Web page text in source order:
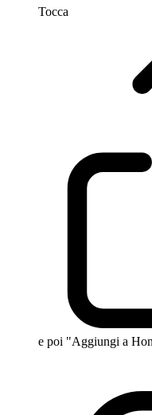
Tocca
e poi "Aggiungi a